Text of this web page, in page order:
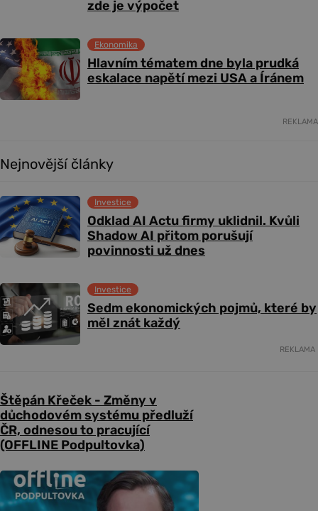
zde je výpočet
Hlavním tématem dne byla prudká
eskalace napětí mezi USA a Íránem
Ekonomika
REKLAMA
Nejnovější články
Odklad AI Actu firmy uklidnil. Kvůli
Shadow AI přitom porušují
povinnosti už dnes
Investice
Sedm ekonomických pojmů, které by
měl znát každý
Investice
REKLAMA
Štěpán Křeček - Změny v
důchodovém systému předluží
ČR, odnesou to pracující
(OFFLINE Podpultovka)